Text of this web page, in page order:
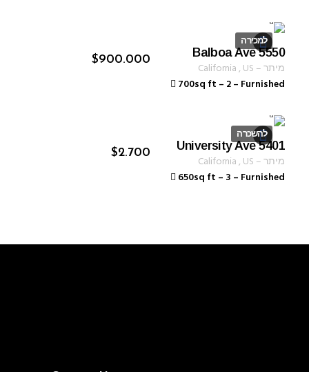
למכירה
ID 1234
$900.000
5550 Balboa Ave
מיתר–
California, US
700sq ft – 2– Furnished
להשכרה
ID 1234
$2.700
5401 University Ave
מיתר–
California, US
650sq ft – 3 – Furnished